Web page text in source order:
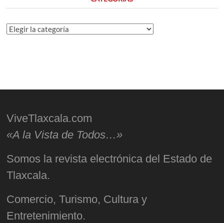
Categorías
ViveTlaxcala.com
«A la Vista de Todos…»
Somos la revista electrónica del Estado de
Tlaxcala.
Comercio, Turismo, Cultura y
Entretenimiento.